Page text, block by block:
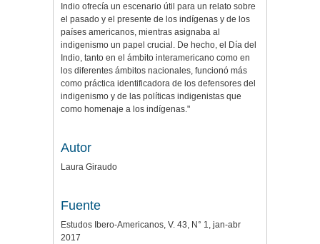
Indio ofrecía un escenario útil para un relato sobre
el pasado y el presente de los indígenas y de los
países americanos, mientras asignaba al
indigenismo un papel crucial. De hecho, el Día del
Indio, tanto en el ámbito interamericano como en
los diferentes ámbitos nacionales, funcionó más
como práctica identificadora de los defensores del
indigenismo y de las políticas indigenistas que
como homenaje a los indígenas."
Autor
Laura Giraudo
Fuente
Estudos Ibero-Americanos, V. 43, N° 1, jan-abr
2017